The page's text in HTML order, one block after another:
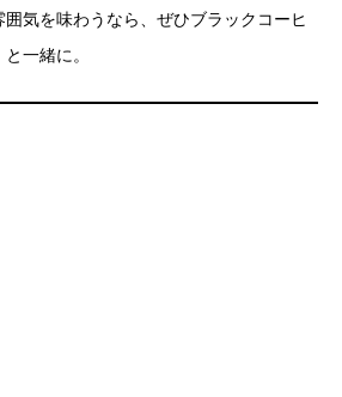
囲気を味わうなら、ぜひブラックコーヒ
一緒に。